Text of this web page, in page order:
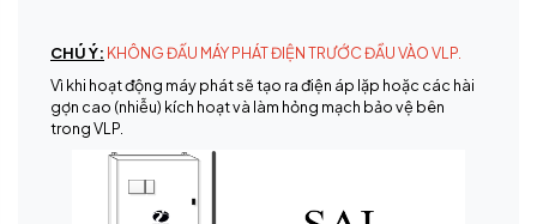
CHÚ Ý: KHÔNG ĐẤU MÁY PHÁT ĐIỆN TRƯỚC ĐẦU VÀO VLP.
Vì khi hoạt động máy phát sẽ tạo ra điện áp lặp hoặc các hài
gợn cao (nhiễu) kích hoạt và làm hỏng mạch bảo vệ bên
trong VLP.